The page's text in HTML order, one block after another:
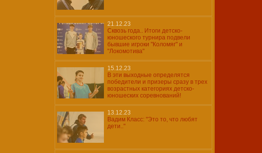
21.12.23
Сквозь года.. Итоги детско-
юношеского турнира подвели
бывшие игроки "Коломяг" и
"Локомотива"
15.12.23
В эти выходные определятся
победители и призеры сразу в трех
возрастных категориях детско-
юношеских соревнований!
13.12.23
Вадим Класс: "Это то, что любят
дети.."